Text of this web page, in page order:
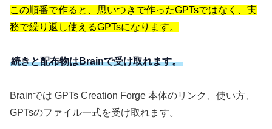
この順番で作ると、思いつきで作ったGPTsではなく、実
務で繰り返し使えるGPTsになります。
続きと配布物はBrainで受け取れます。
Brainでは GPTs Creation Forge 本体のリンク、使い方、
GPTsのファイル一式を受け取れます。